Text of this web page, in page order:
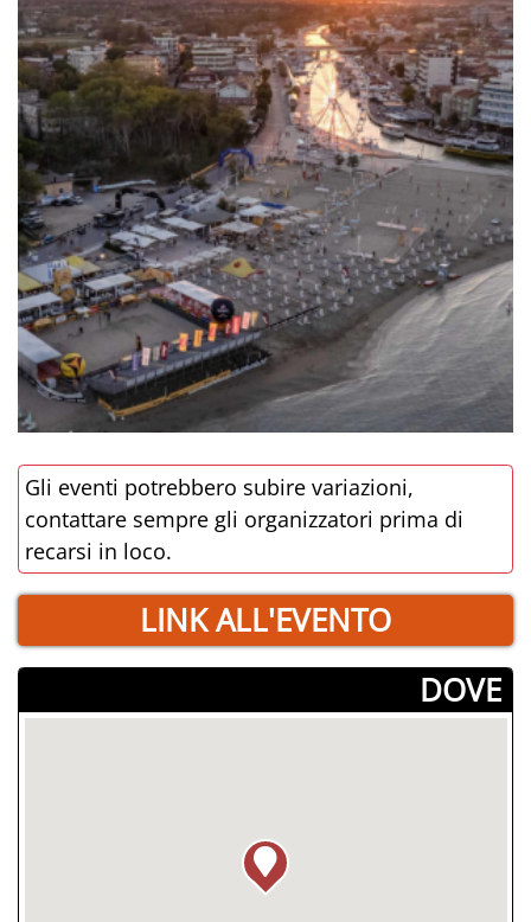
Gli eventi potrebbero subire variazioni,
contattare sempre gli organizzatori prima di
recarsi in loco.
LINK ALL'EVENTO
­DOVE